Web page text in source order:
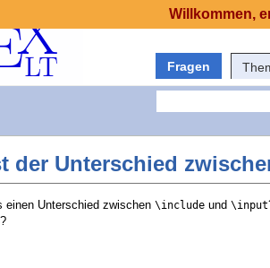
Fragen
der Unterschied
einen Unterschied zwischen \include und \input
Willkommen,